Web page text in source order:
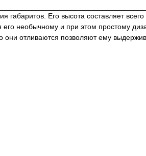
габаритов. Его высота составляет
необычному и при этом простому
они отливаются позволяют ему